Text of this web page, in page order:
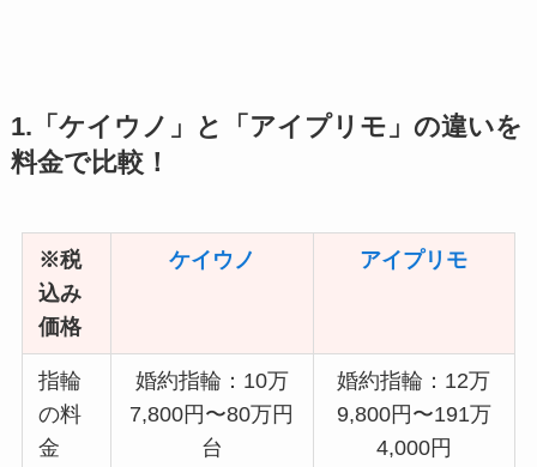
1.「ケイウノ」と「アイプリモ」の違いを
料金で比較！
※税
込み
価格
ケイウノ アイプリモ
指輪
の料
金
婚約指輪：10万
7,800円〜80万円
台
婚約指輪：12万
9,800円〜191万
4,000円